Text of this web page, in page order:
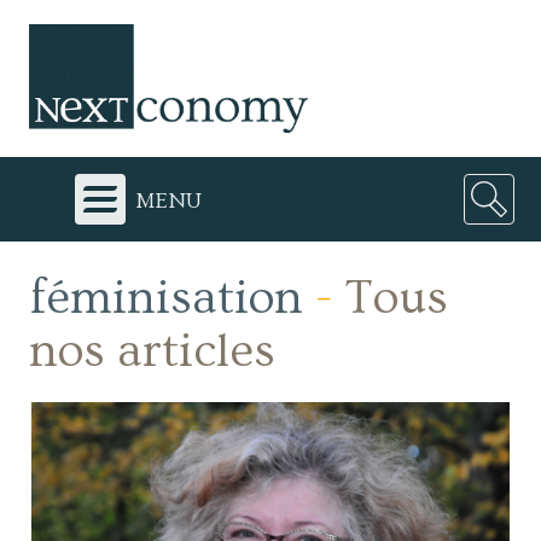
menu
féminisation - Tous
nos articles